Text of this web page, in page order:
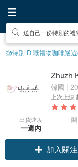
送自己一份特別的禮
🎂特別 D 嘅禮物咖啡嚴選
Zhuzh
韓國 |
上次上線
出貨速度
一週內
加入關注